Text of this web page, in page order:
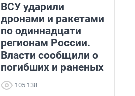
ВСУ ударили
дронами и ракетами
по одиннадцати
регионам России.
Власти сообщили о
погибших и раненых
105 138